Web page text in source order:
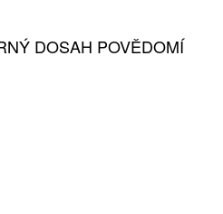
DOSAH POVĚDOMÍ